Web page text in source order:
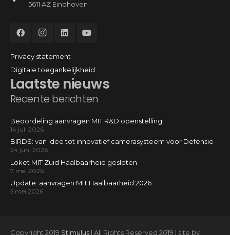
Laatste nieuws
Recente berichten
Beoordeling aanvragen MIT R&D openstelling
14 juli 2026
BIRDS: van idee tot innovatief camerasysteem voor Defensie
24 juni 2026
Loket MIT Zuid Haalbaarheid gesloten
7 mei 2026
Update: aanvragen MIT Haalbaarheid 2026
5 mei 2026
5611 AZ Eindhoven
Privacy statement
Digitale toegankelijkheid
Copyright 2019 Stimulus| All Rights Reserved 2019 | site by